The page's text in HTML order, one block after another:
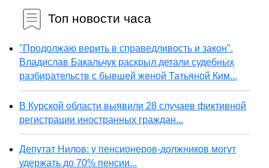
Топ новости часа
"Продолжаю верить в справедливость и закон".
Владислав Бакальчук раскрыл детали судебных
разбирательств с бывшей женой Татьяной Ким...
В Курской области выявили 28 случаев фиктивной
регистрации иностранных граждан...
Депутат Нилов: у пенсионеров-должников могут
удержать до 70% пенсии...